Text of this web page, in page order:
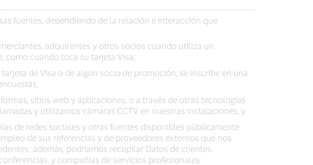
fuentes, dependiendo de la relación e interacción que
adquirentes y otros socios cuando utiliza un
como cuando toca su tarjeta Visa;
de Visa o de algún socio de promoción, se inscribe en una
sitios web y aplicaciones, o a través de otras tecnologías
y utilizamos cámaras CCTV en nuestras instalaciones, y
de redes sociales y otras fuentes disponibles públicamente.
de sus referencias y de proveedores externos que nos
además, podríamos recopilar Datos de clientes
y compañías de servicios profesionales.